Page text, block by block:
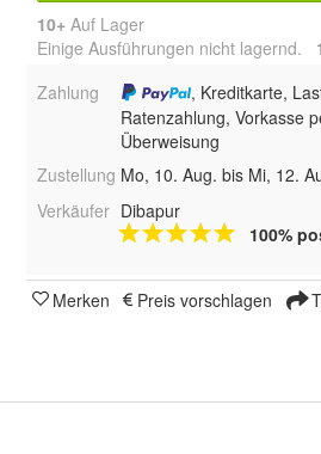
10+ Auf Lager
Einige Ausführungen nicht lagernd.
Zahlung
, Kreditkarte,
Ratenzahlung, Vorkasse
Überweisung
Zustellung Mo, 10. Aug. bis Mi, 12.
Verkäufer Dibapur
100%
Merken Preis vorschlagen